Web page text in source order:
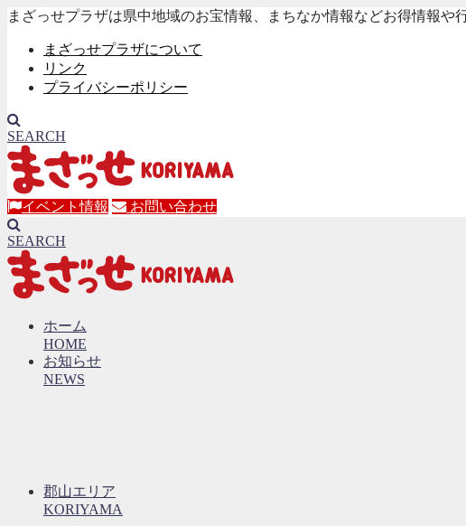
まざっせプラザは県中地域のお宝情報、まちなか情報などお得情報や
まざっせプラザについて
リンク
プライバシーポリシー
SEARCH
イベント情報 お問い合わせ
SEARCH
ホーム
HOME
お知らせ
NEWS
郡山エリア
KORIYAMA